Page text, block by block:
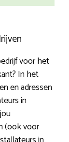
voor het
In het
en adressen
in
(ook voor